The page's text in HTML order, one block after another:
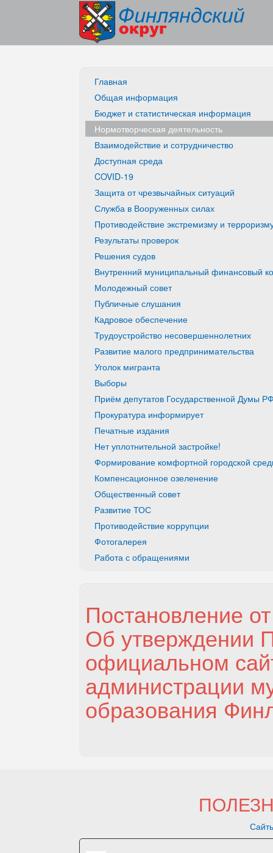
Главная
Общая информация
Бюджет и статистическая информация
Нормотворческая деятельность
Взаимодействие и сотрудничество
Доступная среда
COVID-19
Защита от чрезвычайных ситуаций
Служба в Вооруженных силах
Противодействие экстремизму и
Результаты проверок
Решения судов
Внутренний муниципальный финансовый
Молодежный совет
Публичные слушания
Кадровое обеспечение
Трудоустройство несовершеннолетних
Развитие малого предпринимательства
Уголок мигранта
Выборы
Приём депутатов Государственной Думы
Прокуратура информирует
Печатные издания
Нет уплотнительной застройке!
Формирование комфортной городской
Компенсационное озеленение
Общественный совет
Развитие ТОС
Противодействие коррупции
Фотогалерея
Работа с обращениями
Постановление
Об утверждении
официальном
администрации
образования